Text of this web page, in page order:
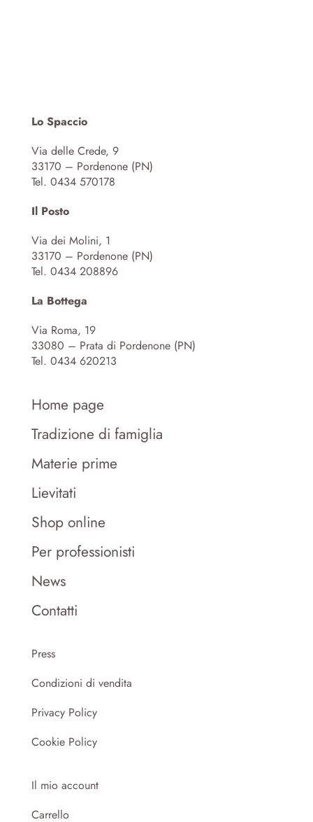
Lo Spaccio
Via delle Crede, 9
33170 – Pordenone (PN)
Tel. 0434 570178
Il Posto
Via dei Molini, 1
33170 – Pordenone (PN)
Tel. 0434 208896
La Bottega
Via Roma, 19
33080 – Prata di Pordenone (PN)
Tel. 0434 620213
Home page
Tradizione di famiglia
Materie prime
Lievitati
Shop online
Per professionisti
News
Contatti
Press
Condizioni di vendita
Privacy Policy
Cookie Policy
Il mio account
Carrello